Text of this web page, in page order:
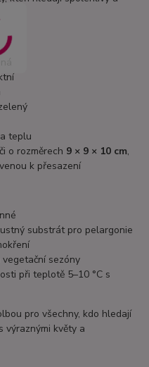
teplu
o rozměrech 9 × 9 × 10 cm,
k přesazení
substrát pro pelargonie
sezóny
při teplotě 5–10 °C s
pro všechny, kdo hledají
výraznými květy a